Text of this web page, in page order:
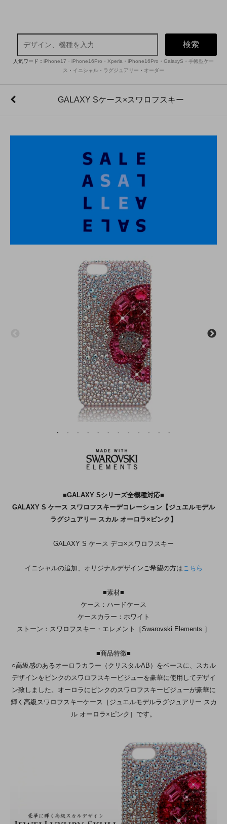
検索
人気ワード： iPhone17・iPhone16Pro ・ Xperia ・ iPhone16Pro ・ GalaxyS ・ 手帳型ケー
ス ・ イニシャル ・ ラグジュアリー ・ オーダー
GALAXY Sケース×スワロフスキー
■GALAXY Sシリーズ全機種対応■
GALAXY S ケース スワロフスキーデコレーション【ジュエルモデル
ラグジュアリー スカル オーロラ×ピンク】
GALAXY S ケース デコ×スワロフスキー
イニシャルの追加、オリジナルデザインご希望の方はこちら
■素材■
ケース：ハードケース
ケースカラー：ホワイト
ストーン：スワロフスキー・エレメント［Swarovski Elements ］
■商品特徴■
○高級感のあるオーロラカラー（クリスタルAB）をベースに、スカル
デザインをピンクのスワロフスキービジューを豪華に使用してデザイ
ン致しました。オーロラにピンクのスワロフスキービジューが豪華に
輝く高級スワロフスキーケース［ジュエルモデルラグジュアリー スカ
ル オーロラ×ピンク］です。